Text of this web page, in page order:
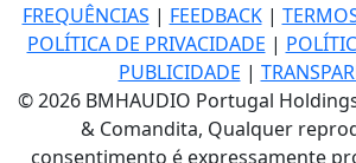
FREQUÊNCIAS | FEEDBACK|
POLÍTICA DE PRIVACIDADE |
PUBLICIDADE |
© 2026 BMHAUDIO Portugal
& Comandita, Qualquer
consentimento é expressamente